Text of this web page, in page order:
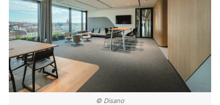
© Disano